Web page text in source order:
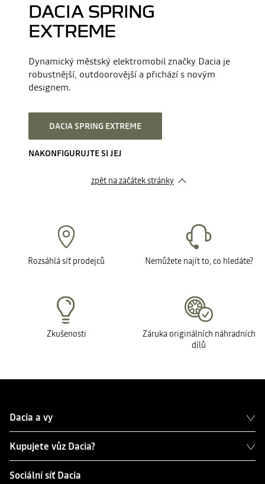
DACIA SPRING
EXTREME
Dynamický městský elektromobil značky Dacia je
robustnější, outdoorovější a přichází s novým
designem.
DACIA SPRING EXTREME
NAKONFIGURUJTE SI JEJ
zpět na začátek stránky
Rozsáhlá síť prodejců Nemůžete najít to, co hledáte?
Zkušenosti
Záruka originálních náhradních
dílů
Dacia a vy
Kupujete vůz Dacia?
Sociální síť Dacia